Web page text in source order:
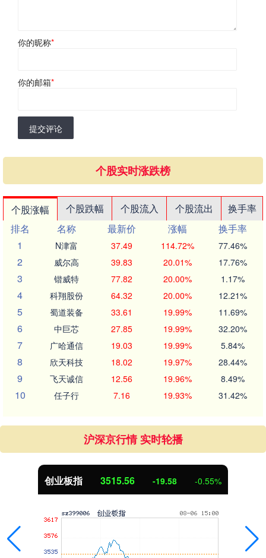
你的昵称*
你的邮箱*
提交评论
个股实时涨跌榜
个股涨幅 个股跌幅 个股流入 个股流出
换手率
排名
名称 最新价 涨幅
换手率
1
N津富 37.49 114.72% 77.46%
2 威尔高 39.83 20.01% 17.76%
3 锴威特 77.82 20.00% 1.17%
4 科翔股份 64.32 20.00% 12.21%
5 蜀道装备 33.61 19.99% 11.69%
6 中巨芯 27.85 19.99% 32.20%
7 广哈通信 19.03 19.99% 5.84%
8 欣天科技 18.02 19.97% 28.44%
9 飞天诚信 12.56 19.96% 8.49%
10 任子行 7.16 19.93% 31.42%
沪深京行情 实时轮播
创业板指 3515.56 -19.58 -0.55%